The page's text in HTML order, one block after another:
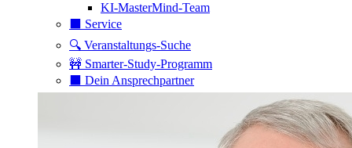
KI-MasterMind-Team
⬛️ Service
🔍 Veranstaltungs-Suche
🚧 Smarter-Study-Programm
⬛️ Dein Ansprechpartner